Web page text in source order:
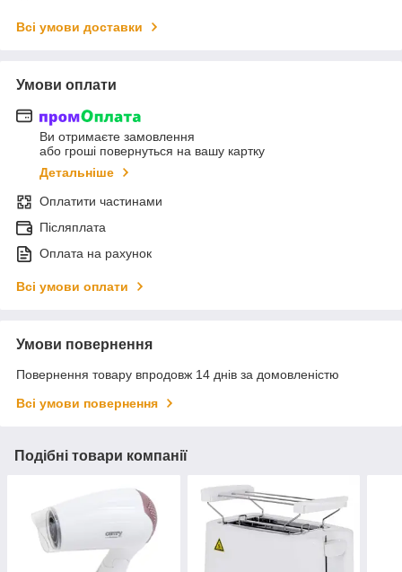
Всі умови доставки
Умови оплати
Ви отримаєте замовлення
або гроші повернуться на вашу картку
Детальніше
Оплатити частинами
Післяплата
Оплата на рахунок
Всі умови оплати
Умови повернення
Повернення товару впродовж 14 днів за домовленістю
Всі умови повернення
Подібні товари компанії